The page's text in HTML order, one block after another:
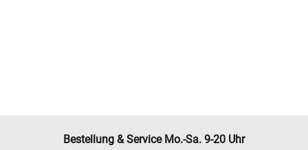
Bestellung & Service Mo.-Sa. 9-20 Uhr